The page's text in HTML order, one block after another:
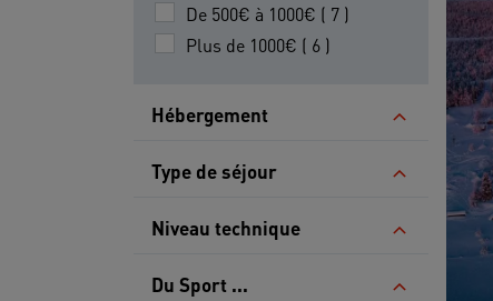
De 500€ à 1000€ ( 7 )
Plus de 1000€ ( 6 )
Hébergement
Type de séjour
Niveau technique
Du Sport ...